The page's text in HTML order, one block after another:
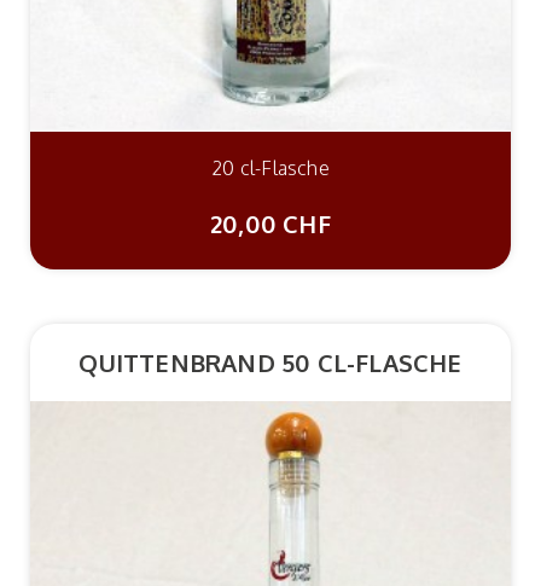
20 cl-Flasche
20,00 CHF
QUITTENBRAND 50 CL-FLASCHE